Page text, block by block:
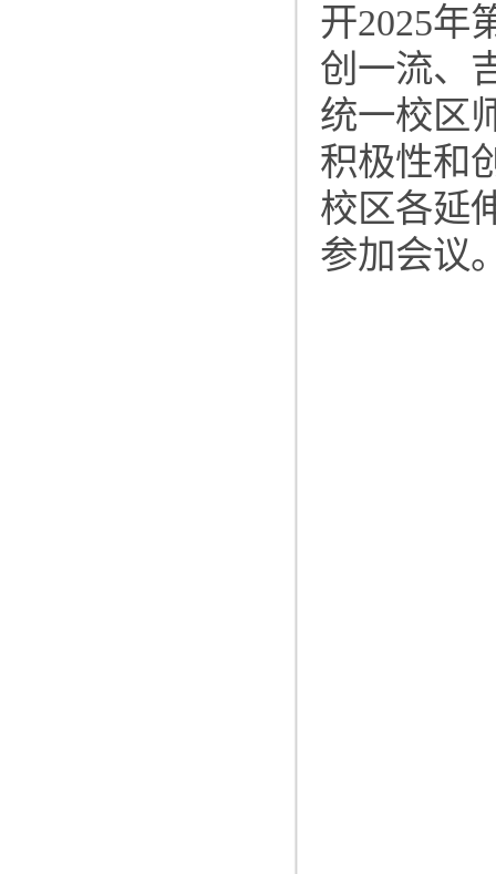
开2025年
创一流、
统一校区
积极性和
校区各延
参加会议